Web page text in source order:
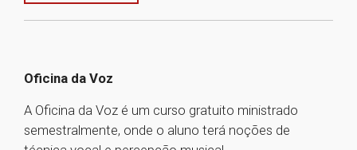
Oficina da Voz
A Oficina da Voz é um curso gratuito ministrado
semestralmente, onde o aluno terá noções de